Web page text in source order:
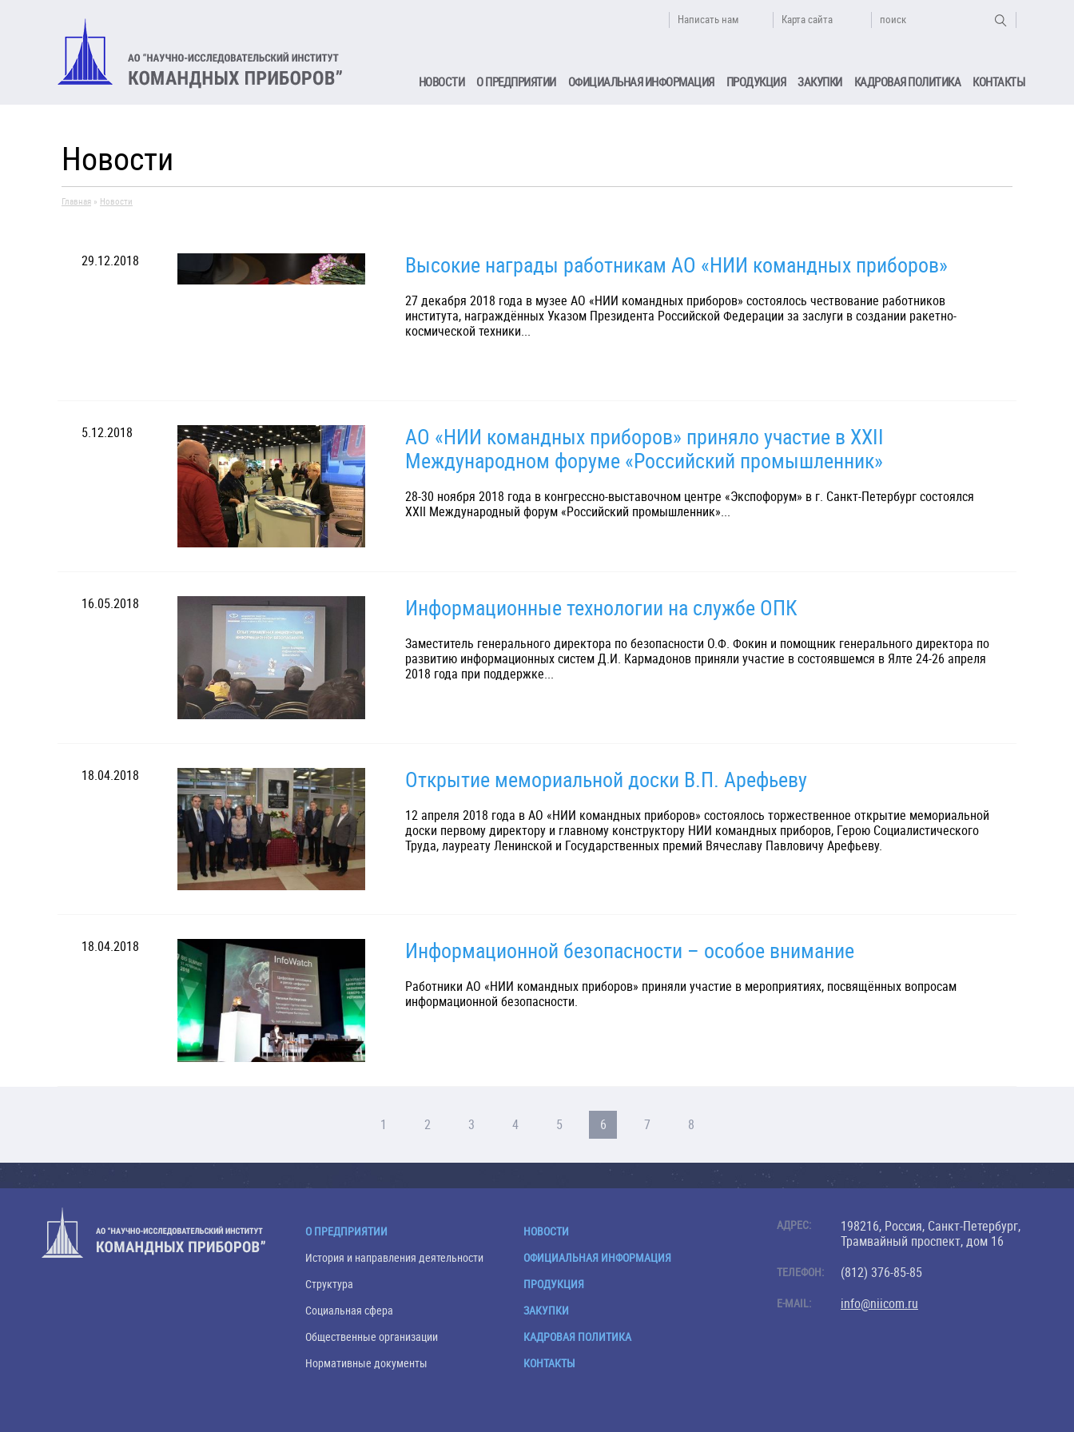
Написать нам Карта сайта поиск
НОВОСТИ О ПРЕДПРИЯТИИ ОФИЦИАЛЬНАЯ ИНФОРМАЦИЯ ПРОДУКЦИЯ ЗАКУПКИ КАДРОВАЯ ПОЛИТИКА КОНТАКТЫ
Новости
Главная » Новости
29.12.2018 Высокие награды работникам АО «НИИ командных приборов»
27 декабря 2018 года в музее АО «НИИ командных приборов» состоялось чествование работников
института, награждённых Указом Президента Российской Федерации за заслуги в создании ракетно-
космической техники...
5.12.2018
АО «НИИ командных приборов» приняло участие в XXII
Международном форуме «Российский промышленник»
28-30 ноября 2018 года в конгрессно-выставочном центре «Экспофорум» в г. Санкт-Петербург состоялся
XXII Международный форум «Российский промышленник»...
16.05.2018 Информационные технологии на службе ОПК
Заместитель генерального директора по безопасности О.Ф. Фокин и помощник генерального директора по
развитию информационных систем Д.И. Кармадонов приняли участие в состоявшемся в Ялте 24-26 апреля
2018 года при поддержке...
18.04.2018 Открытие мемориальной доски В.П. Арефьеву
12 апреля 2018 года в АО «НИИ командных приборов» состоялось торжественное открытие мемориальной
доски первому директору и главному конструктору НИИ командных приборов, Герою Социалистического
Труда, лауреату Ленинской и Государственных премий Вячеславу Павловичу Арефьеву.
18.04.2018 Информационной безопасности – особое внимание
Работники АО «НИИ командных приборов» приняли участие в мероприятиях, посвящённых вопросам
информационной безопасности.
1 2 3 4 5 6 7 8
О ПРЕДПРИЯТИИ
История и направления деятельности
Структура
Социальная сфера
Общественные организации
Нормативные документы
НОВОСТИ
ОФИЦИАЛЬНАЯ ИНФОРМАЦИЯ
ПРОДУКЦИЯ
ЗАКУПКИ
КАДРОВАЯ ПОЛИТИКА
КОНТАКТЫ
АДРЕС:
198216, Россия, Санкт-Петербург,
Трамвайный проспект, дом 16
ТЕЛЕФОН: (812) 376-85-85
E-MAIL: info@niicom.ru